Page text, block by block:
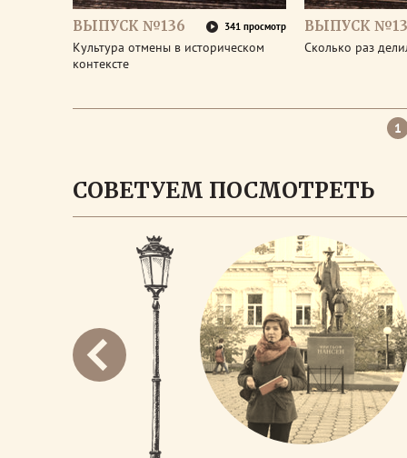
ВЫПУСК №136 341 просмотр
Культура отмены в историческом
контексте
ВЫПУСК
Сколько раз
1
СОВЕТУЕМ ПОСМОТРЕТЬ